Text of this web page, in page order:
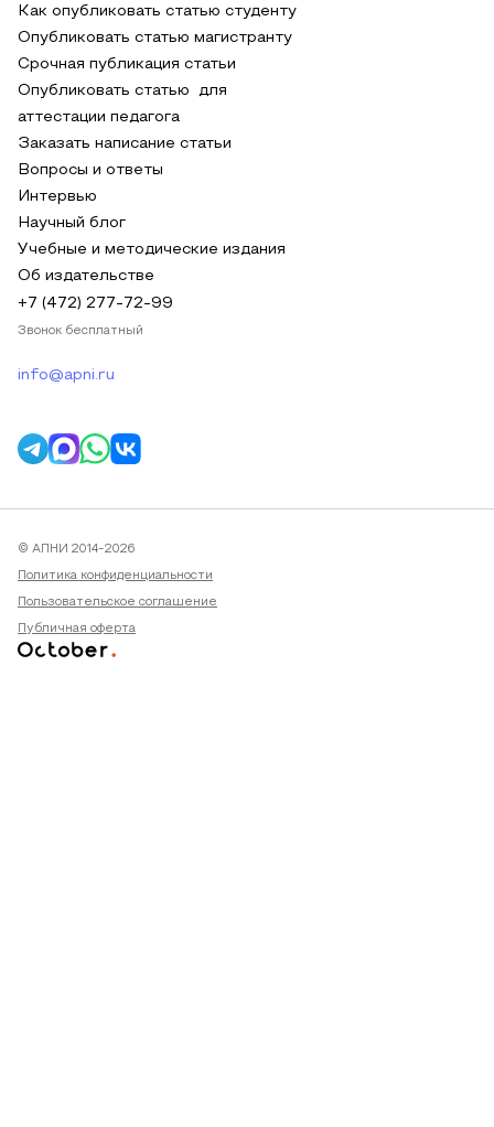
Как опубликовать статью студенту
Опубликовать статью магистранту
Срочная публикация статьи
Опубликовать статью для
аттестации педагога
Заказать написание статьи
Вопросы и ответы
Интервью
Научный блог
Учебные и методические издания
Об издательстве
+7 (472) 277-72-99
Звонок бесплатный
info@apni.ru
© АПНИ 2014-2026
Политика конфиденциальности
Пользовательское соглашение
Публичная оферта